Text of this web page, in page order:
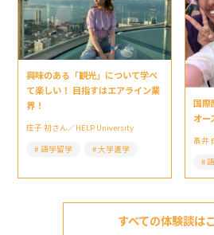
興味のある「観光」について学べ
て楽しい！ 目指すはエアライン業
界！
庄子 初さん／HELP University
語学留学
大学進学
国際
オー
髙井
すべての体験談は